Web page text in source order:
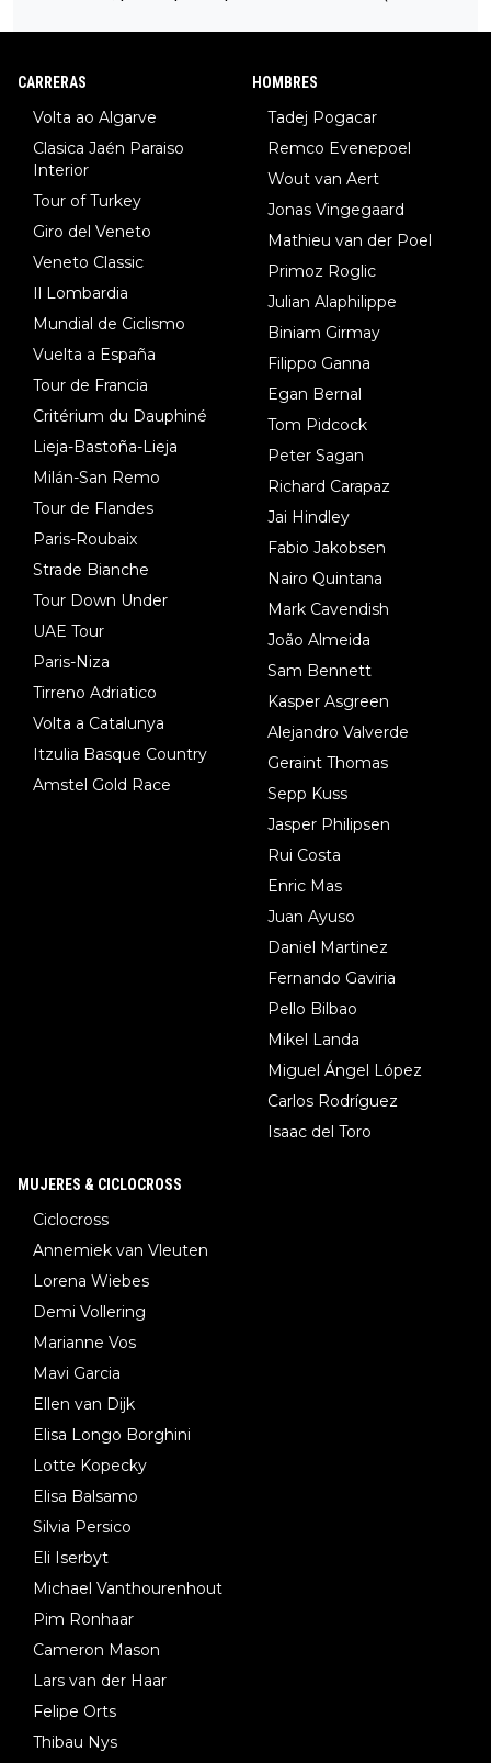
8.Lenny Martinez (Bahrein), 9. Van Belle (Visma), 10. Vacek (Li
CARRERAS
Volta ao Algarve
Clasica Jaén Paraiso
Interior
Tour of Turkey
Giro del Veneto
Veneto Classic
Il Lombardia
Mundial de Ciclismo
Vuelta a España
Tour de Francia
Critérium du Dauphiné
Lieja-Bastoña-Lieja
Milán-San Remo
Tour de Flandes
Paris-Roubaix
Strade Bianche
Tour Down Under
UAE Tour
Paris-Niza
Tirreno Adriatico
Volta a Catalunya
Itzulia Basque Country
Amstel Gold Race
HOMBRES
Tadej Pogacar
Remco Evenepoel
Wout van Aert
Jonas Vingegaard
Mathieu van der Poel
Primoz Roglic
Julian Alaphilippe
Biniam Girmay
Filippo Ganna
Egan Bernal
Tom Pidcock
Peter Sagan
Richard Carapaz
Jai Hindley
Fabio Jakobsen
Nairo Quintana
Mark Cavendish
João Almeida
Sam Bennett
Kasper Asgreen
Alejandro Valverde
Geraint Thomas
Sepp Kuss
Jasper Philipsen
Rui Costa
Enric Mas
Juan Ayuso
Daniel Martinez
Fernando Gaviria
Pello Bilbao
Mikel Landa
Miguel Ángel López
Carlos Rodríguez
Isaac del Toro
MUJERES & CICLOCROSS
Ciclocross
Annemiek van Vleuten
Lorena Wiebes
Demi Vollering
Marianne Vos
Mavi Garcia
Ellen van Dijk
Elisa Longo Borghini
Lotte Kopecky
Elisa Balsamo
Silvia Persico
Eli Iserbyt
Michael Vanthourenhout
Pim Ronhaar
Cameron Mason
Lars van der Haar
Felipe Orts
Thibau Nys